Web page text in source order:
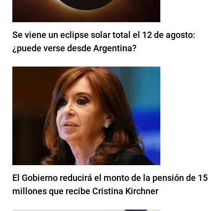
Se viene un eclipse solar total el 12 de agosto:
¿puede verse desde Argentina?
El Gobierno reducirá el monto de la pensión de 15
millones que recibe Cristina Kirchner